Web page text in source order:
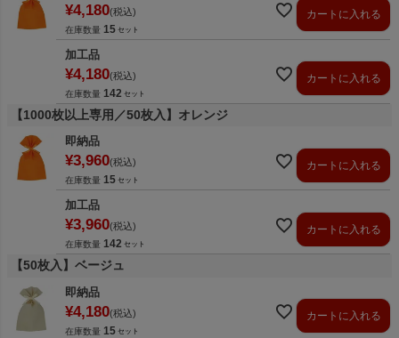
¥4,180 税込
在庫数量 15
カートに入れる
加工品
¥4,180 税込
在庫数量 142
カートに入れる
【1000枚以上専用／50枚入】オレンジ
即納品
¥3,960 税込
在庫数量 15
カートに入れる
加工品
¥3,960 税込
在庫数量 142
カートに入れる
【50枚入】ベージュ
即納品
¥4,180 税込
在庫数量 15
カートに入れる